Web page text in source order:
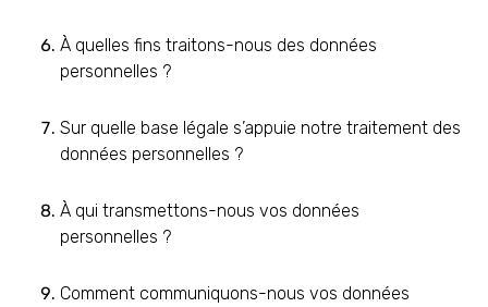
À quelles fins traitons-nous des données
personnelles ?
Sur quelle base légale s’appuie notre traitement des
données personnelles ?
À qui transmettons-nous vos données
personnelles ?
Comment communiquons-nous vos données